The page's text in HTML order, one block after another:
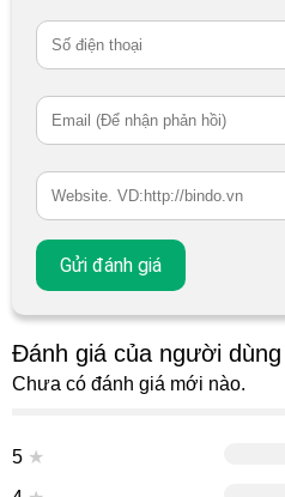
Đánh giá của người dùng
Chưa có đánh giá mới nào.
5 ★